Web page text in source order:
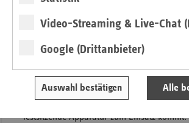
Video-Streaming & Live-Chat
Google (Drittanbieter)
Auswahl bestätigen Alle
über 16 Quartale (vier Jahre) sollte
eine ergebnisorientierte Vergütung ersetzt
der bisherigen Einzelleistungsvergütungen
indikationsspezifische
fordern sie klare diagnostische und
Standards, die genau festlegen, wann eine
festsitzende Apparatur zum Einsatz kommt.